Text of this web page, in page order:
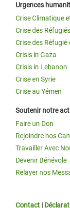
Urgences
Crise Climatique
Crise des
Crise des
Crisis in Gaza
Crisis in Lebanon
Crise en Syrie
Crise au Yémen
Soutenir notre
Faire un Don
Rejoindre nos
Travailler Avec
Devenir Bénévole
Relayer nos
Contact |